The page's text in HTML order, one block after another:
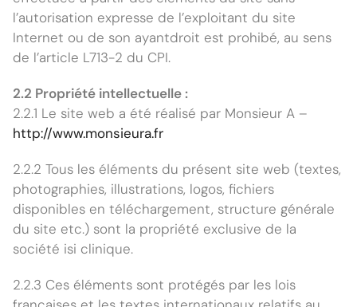
l’autorisation expresse de l’exploitant du site
Internet ou de son ayantdroit est prohibé, au sens
de l’article L713-2 du CPI.
2.2 Propriété intellectuelle :
2.2.1 Le site web a été réalisé par Monsieur A –
http://www.monsieura.fr
2.2.2 Tous les éléments du présent site web (textes,
photographies, illustrations, logos, fichiers
disponibles en téléchargement, structure générale
du site etc.) sont la propriété exclusive de la
société isi clinique.
2.2.3 Ces éléments sont protégés par les lois